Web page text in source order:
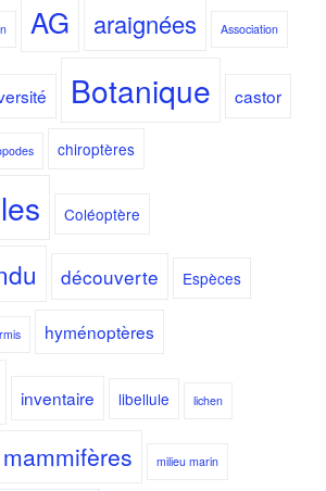
AG araignées Association
Botanique castor
chiroptères
Coléoptère
découverte Espèces
hyménoptères
inventaire libellule lichen
mammifères milieu marin